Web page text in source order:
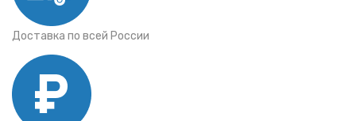
Доставка по всей России